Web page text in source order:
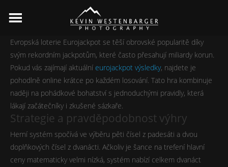
Evropská loterie Eurojackpot se těší obrovské popularitě díky
svým rekordním jackpotům, které často přesahují miliardy korun.
Pokud vás zajímají aktuální eurojackpot výsledky, najdete je
pohodlně online krátce po každém losování. Tato hra kombinuje
naději na pohádkové bohatství s jednoduchými pravidly, která
lákají začátečníky i zkušené sázkaře.
Strategie a pravděpodobnost výhry
Herní systém spočívá ve výběru pěti čísel z padesáti a dvou
doplňkových čísel z dvanácti. Ačkoliv je šance na trefení hlavní
ceny matematicky velmi nízká, systém nabízí celkem dvanáct